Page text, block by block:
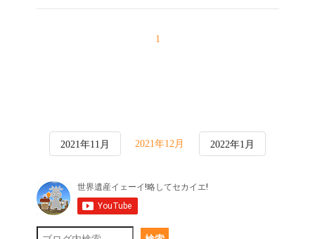
1
2021年11月 2021年12月 2022年1月